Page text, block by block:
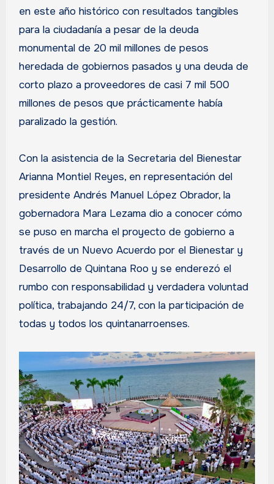
en este año histórico con resultados tangibles
para la ciudadanía a pesar de la deuda
monumental de 20 mil millones de pesos
heredada de gobiernos pasados y una deuda de
corto plazo a proveedores de casi 7 mil 500
millones de pesos que prácticamente había
paralizado la gestión.
Con la asistencia de la Secretaria del Bienestar
Arianna Montiel Reyes, en representación del
presidente Andrés Manuel López Obrador, la
gobernadora Mara Lezama dio a conocer cómo
se puso en marcha el proyecto de gobierno a
través de un Nuevo Acuerdo por el Bienestar y
Desarrollo de Quintana Roo y se enderezó el
rumbo con responsabilidad y verdadera voluntad
política, trabajando 24/7, con la participación de
todas y todos los quintanarroenses.